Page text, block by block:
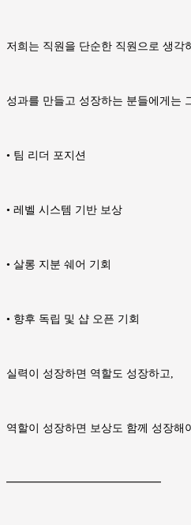
저희는 직원을 단순한 직원으로 생각
성과를 만들고 성장하는 분들에게는
• 팀 리더 포지션
• 레벨 시스템 기반 보상
• 살롱 지분 쉐어 기회
• 향후 독립 및 샵 오픈 기회
실력이 성장하면 역할도 성장하고,
역할이 성장하면 보상도 함께 성장해
━━━━━━━━━━━━━━